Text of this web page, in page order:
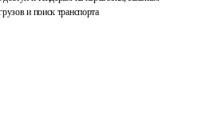
и поиск транспорта